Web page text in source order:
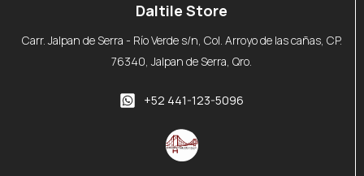
Daltile Store
Carr. Jalpan de Serra - Río Verde s/n, Col. Arroyo de las cañas, CP.
76340, Jalpan de Serra, Qro.
+52 441-123-5096